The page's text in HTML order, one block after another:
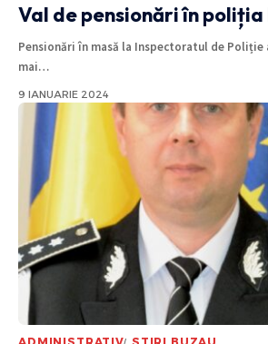
Val de pensionări în poliția
Pensionări în masă la Inspectoratul de Poliție
mai…
9 IANUARIE 2024